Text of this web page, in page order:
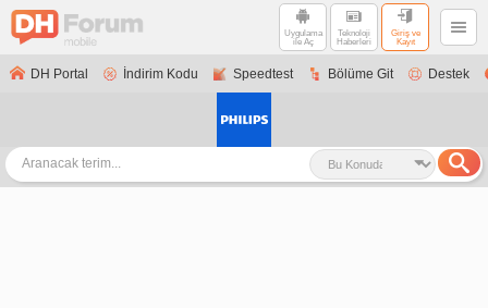
Uygulama
ile Aç
Teknoloji
Haberleri
Giriş ve
Kayıt
DH Portal İndirim Kodu Speedtest Bölüme Git Destek